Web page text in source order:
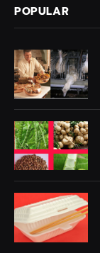
POPULAR